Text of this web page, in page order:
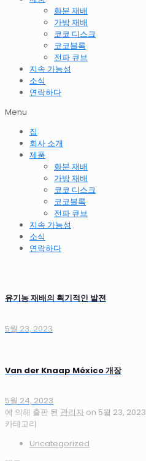
화분 재배
가방 재배
코코 디스크
코코블록
전파 큐브
지속 가능성
소식
연락하다
Menu
집
회사 소개
제품
화분 재배
가방 재배
코코 디스크
코코블록
전파 큐브
지속 가능성
소식
연락하다
유기농 재배의 획기적인 발전
5월 23, 2023
Van der Knaap México 개장
5월 24, 2023
에 의해 출판 된 관리자 on 5월 23, 2023
카테고리
Uncategorized